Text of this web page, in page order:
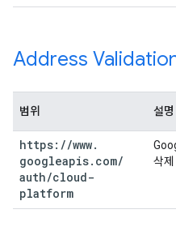
Address
범위 설명
https: //www.
googleapis. com/
auth/cloud-
platform
삭